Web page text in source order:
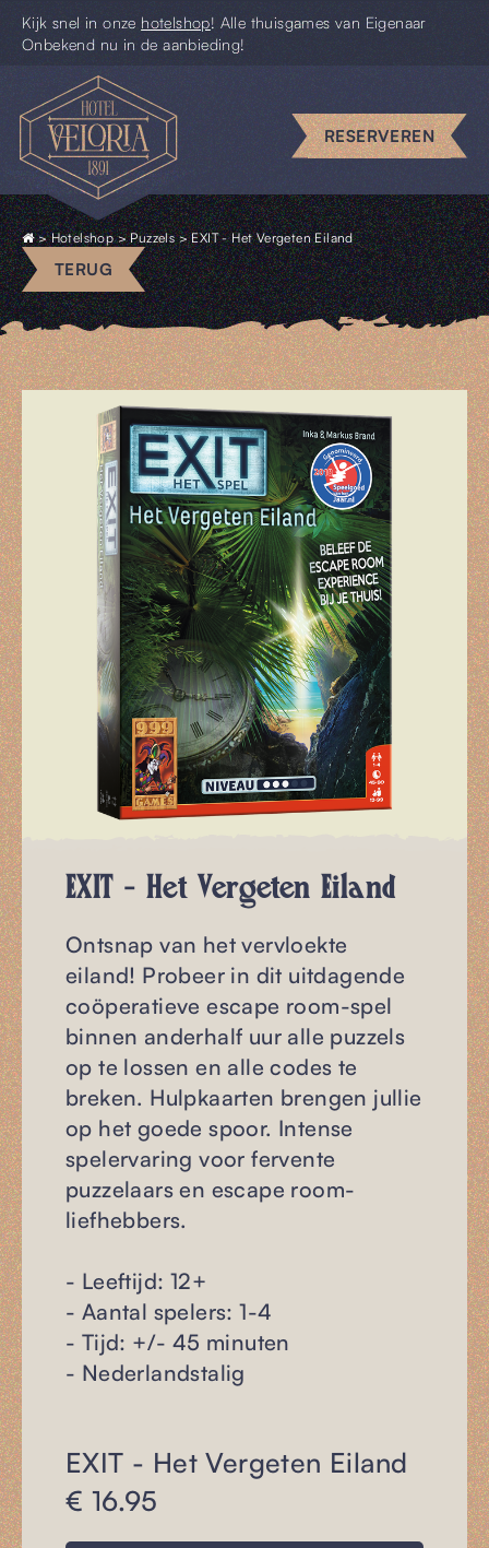
Kijk snel in onze hotelshop! Alle thuisgames van Eigenaar
Onbekend nu in de aanbieding!
RESERVEREN
Escape
rooms
Uniek
vergaderen
Piccolo
Pim
Uit
&
Thuis
Cadeaus
& Shop
Nieuws
RESERVEREN
>Hotelshop>Puzzels> EXIT - Het Vergeten Eiland
TERUG
EXIT - Het Vergeten Eiland
Ontsnap van het vervloekte
eiland! Probeer in dit uitdagende
coöperatieve escape room-spel
binnen anderhalf uur alle puzzels
op te lossen en alle codes te
breken. Hulpkaarten brengen jullie
op het goede spoor. Intense
spelervaring voor fervente
puzzelaars en escape room-
liefhebbers.
- Leeftijd: 12+
- Aantal spelers: 1-4
- Tijd: +/- 45 minuten
- Nederlandstalig
EXIT - Het Vergeten Eiland
€ 16.95